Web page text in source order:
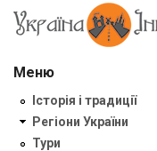
Меню
Історія і традиції
Регіони України
Тури